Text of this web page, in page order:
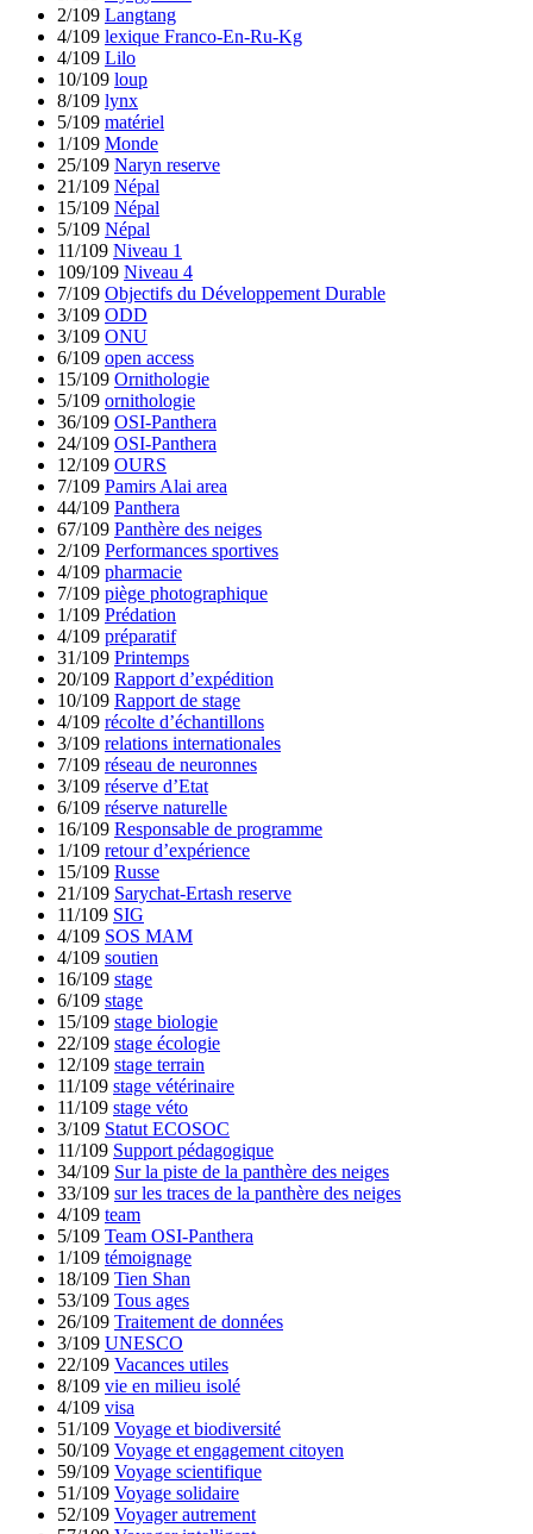
2/109 Langtang
4/109 lexique Franco-En-Ru-Kg
4/109 Lilo
10/109 loup
8/109 lynx
5/109 matériel
1/109 Monde
25/109 Naryn reserve
21/109 Népal
15/109 Népal
5/109 Népal
11/109 Niveau 1
109/109 Niveau 4
7/109 Objectifs du Développement Durable
3/109 ODD
3/109 ONU
6/109 open access
15/109 Ornithologie
5/109 ornithologie
36/109 OSI-Panthera
24/109 OSI-Panthera
12/109 OURS
7/109 Pamirs Alai area
44/109 Panthera
67/109 Panthère des neiges
2/109 Performances sportives
4/109 pharmacie
7/109 piège photographique
1/109 Prédation
4/109 préparatif
31/109 Printemps
20/109 Rapport d’expédition
10/109 Rapport de stage
4/109 récolte d’échantillons
3/109 relations internationales
7/109 réseau de neuronnes
3/109 réserve d’Etat
6/109 réserve naturelle
16/109 Responsable de programme
1/109 retour d’expérience
15/109 Russe
21/109 Sarychat-Ertash reserve
11/109 SIG
4/109 SOS MAM
4/109 soutien
16/109 stage
6/109 stage
15/109 stage biologie
22/109 stage écologie
12/109 stage terrain
11/109 stage vétérinaire
11/109 stage véto
3/109 Statut ECOSOC
11/109 Support pédagogique
34/109 Sur la piste de la panthère des neiges
33/109 sur les traces de la panthère des neiges
4/109 team
5/109 Team OSI-Panthera
1/109 témoignage
18/109 Tien Shan
53/109 Tous ages
26/109 Traitement de données
3/109 UNESCO
22/109 Vacances utiles
8/109 vie en milieu isolé
4/109 visa
51/109 Voyage et biodiversité
50/109 Voyage et engagement citoyen
59/109 Voyage scientifique
51/109 Voyage solidaire
52/109 Voyager autrement